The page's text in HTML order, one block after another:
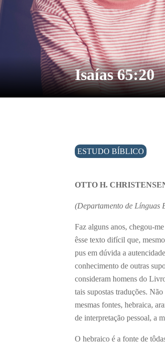
Isaías 65:20
ESTUDO BÍBLICO
OTTO H.
(Departamento de Línguas
Faz alguns anos, chegou-
êsse texto difícil que,
pus em dúvida a
conhecimento de outras
consideram homens do
tais supostas traduções.
mesmas fontes, hebraica,
de interpretação pessoal, a
O hebraico é a fonte de